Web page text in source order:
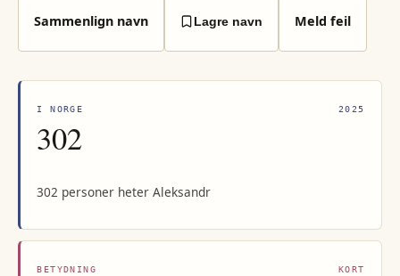
Sammenlign navn Lagre navn Meld feil
I NORGE 2025
302
302 personer heter Aleksandr
BETYDNING KORT